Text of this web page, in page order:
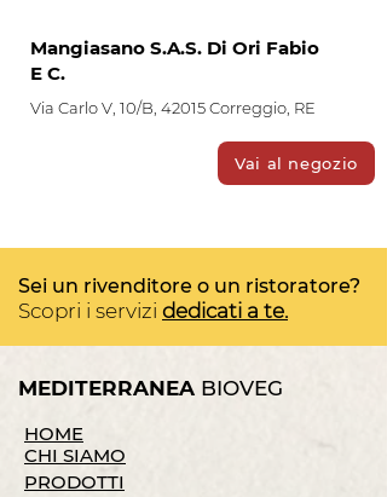
Mangiasano S.A.S. Di Ori Fabio
E C.
Via Carlo V, 10/B, 42015 Correggio, RE
Vai al negozio
Sei un rivenditore o un ristoratore?
Scopri i servizi dedicati a te.
MEDITERRANEA BIOVEG
HOME
CHI SIAMO
PRODOTTI